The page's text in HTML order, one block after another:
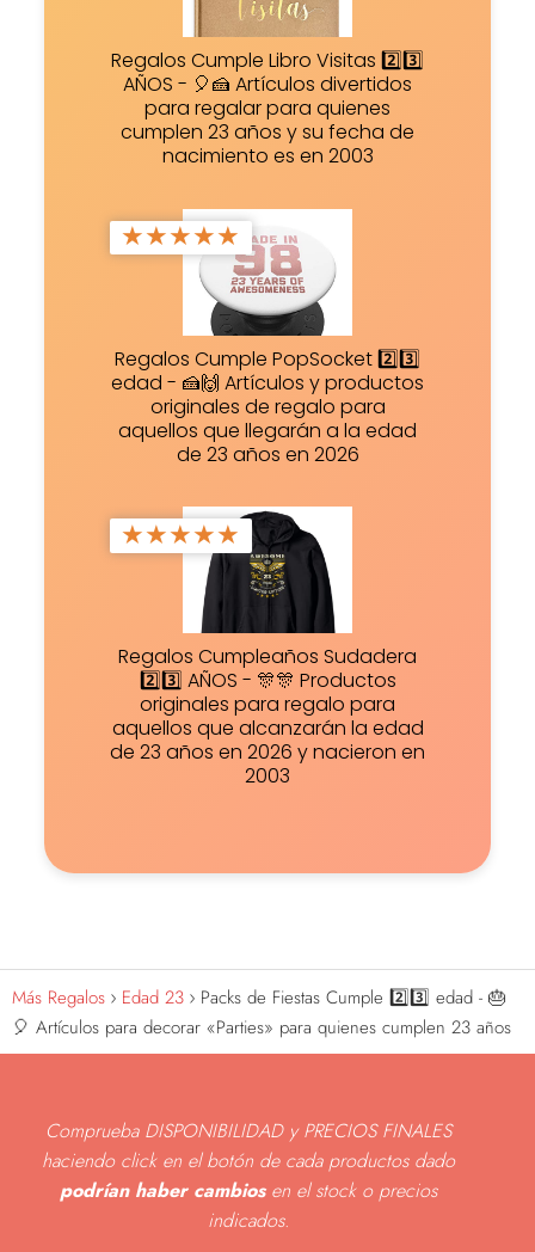
Regalos Cumple Libro Visitas 2️⃣3️⃣
AÑOS - 🎈🍰 Artículos divertidos
para regalar para quienes
cumplen 23 años y su fecha de
nacimiento es en 2003
★★★★★
Regalos Cumple PopSocket 2️⃣3️⃣
edad - 🍰🙌 Artículos y productos
originales de regalo para
aquellos que llegarán a la edad
de 23 años en 2026
★★★★★
Regalos Cumpleaños Sudadera
2️⃣3️⃣ AÑOS - 🎊🎊 Productos
originales para regalo para
aquellos que alcanzarán la edad
de 23 años en 2026 y nacieron en
2003
Más Regalos Edad 23
Packs de Fiestas Cumple 2️⃣3️⃣ edad - 🎂
🎈 Artículos para decorar «Parties» para quienes cumplen 23 años
Comprueba DISPONIBILIDAD y PRECIOS FINALES
haciendo click en el botón de cada productos dado
podrían haber cambiosen el stock o precios
indicados.